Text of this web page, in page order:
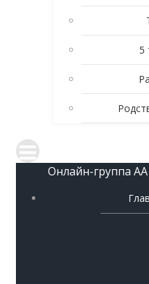
5
Онлайн-группа